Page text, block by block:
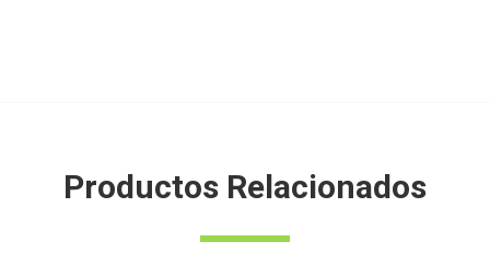
Productos Relacionados